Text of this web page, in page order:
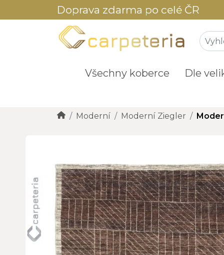
Doprava zdarma po celé ČR
Všechny koberce Dle
Moderní Moderní Ziegler